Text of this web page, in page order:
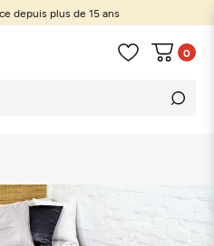
depuis plus de 15 ans
0